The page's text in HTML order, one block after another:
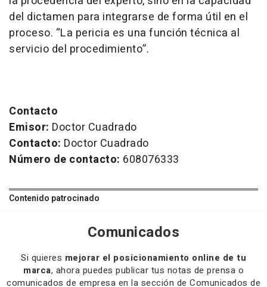
del dictamen para integrarse de forma útil en el
proceso. “La pericia es una función técnica al
servicio del procedimiento”.
Contacto
Emisor: Doctor Cuadrado
Contacto: Doctor Cuadrado
Número de contacto: 608076333
Contenido patrocinado
Comunicados
Si quieres mejorar el posicionamiento online de tu
marca, ahora puedes publicar tus notas de prensa o
comunicados de empresa en la sección de Comunicados de